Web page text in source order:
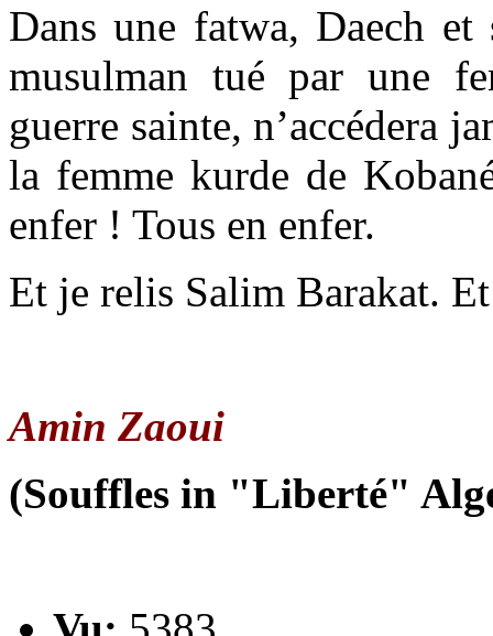
Dans une fatwa, Daech
musulman tué par une
guerre sainte, n’accédera
la femme kurde de
enfer ! Tous en enfer.
Et je relis Salim Barakat.
Amin Zaoui
(Souffles in "Liberté"